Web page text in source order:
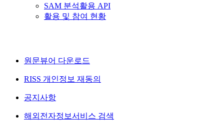
SAM 분석활용 API
활용 및 참여 현황
원문뷰어 다운로드
RISS 개인정보 재동의
공지사항
해외전자정보서비스 검색